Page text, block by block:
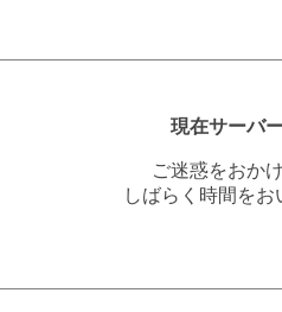
現在サーバ
ご迷惑をおか
しばらく時間を